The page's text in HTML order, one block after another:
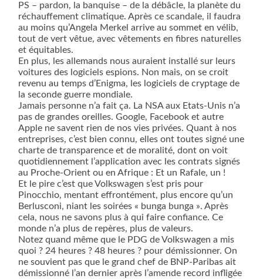
PS – pardon, la banquise – de la débâcle, la planète du
réchauffement climatique. Après ce scandale, il faudra
au moins qu’Angela Merkel arrive au sommet en vélib,
tout de vert vêtue, avec vêtements en fibres naturelles
et équitables.
En plus, les allemands nous auraient installé sur leurs
voitures des logiciels espions. Non mais, on se croit
revenu au temps d’Enigma, les logiciels de cryptage de
la seconde guerre mondiale.
Jamais personne n’a fait ça. La NSA aux Etats-Unis n’a
pas de grandes oreilles. Google, Facebook et autre
Apple ne savent rien de nos vies privées. Quant à nos
entreprises, c’est bien connu, elles ont toutes signé une
charte de transparence et de moralité, dont on voit
quotidiennement l’application avec les contrats signés
au Proche-Orient ou en Afrique : Et un Rafale, un !
Et le pire c’est que Volkswagen s’est pris pour
Pinocchio, mentant effrontément, plus encore qu’un
Berlusconi, niant les soirées « bunga bunga ». Après
cela, nous ne savons plus à qui faire confiance. Ce
monde n’a plus de repères, plus de valeurs.
Notez quand même que le PDG de Volkswagen a mis
quoi ? 24 heures ? 48 heures ? pour démissionner. On
ne souvient pas que le grand chef de BNP-Paribas ait
démissionné l’an dernier après l’amende record infligée